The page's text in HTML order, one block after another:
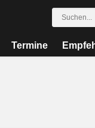
Termine